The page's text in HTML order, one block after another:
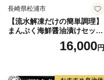
長崎県松浦市
【流水解凍だけの簡単調理】
まんぷく海鮮醤油漬けセット
各4パック( アジ サバ ブリ 天
然 あじ さば ぶり 海鮮丼 流
ック セット 国産 ギフト 長崎
16,000円